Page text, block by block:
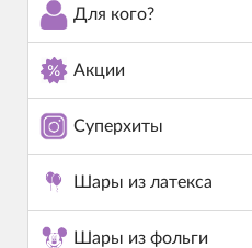
Для кого?
Акции
Суперхиты
Шары из латекса
Шары из фольги